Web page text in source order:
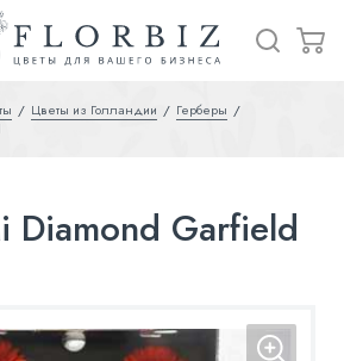
Цветы из Голландии
Герберы
Diamond Garfield